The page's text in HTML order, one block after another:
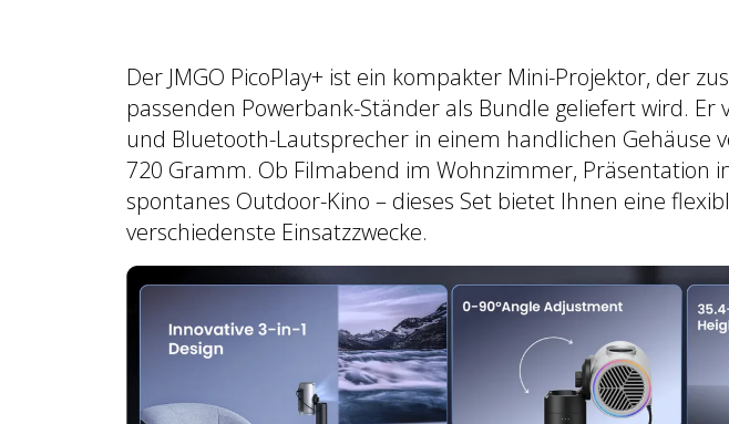
Der JMGO PicoPlay+ ist ein kompakter Mini-Projektor, der
passenden Powerbank-Ständer als Bundle geliefert wird. Er
und Bluetooth-Lautsprecher in einem handlichen Gehäuse
720 Gramm. Ob Filmabend im Wohnzimmer, Präsentation
spontanes Outdoor-Kino – dieses Set bietet Ihnen eine
verschiedenste Einsatzzwecke.